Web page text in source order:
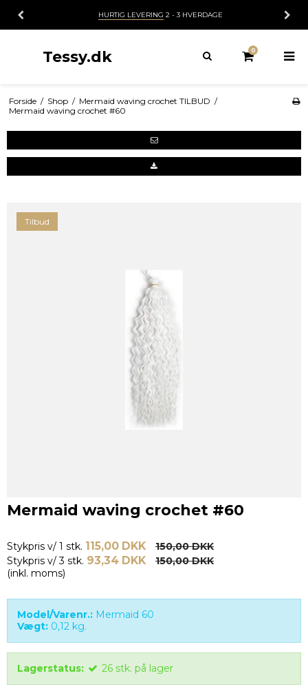
HURTIG LEVERING 2 - 3 HVERDAGE
Tessy.dk 0
Forside / Shop / Mermaid waving crochet TILBUD /
Mermaid waving crochet #60
Tilbud
Mermaid waving crochet #60
Stykpris v/ 1 stk. 115,00 DKK
150,00 DKK
Stykpris v/ 3 stk. 93,34 DKK
150,00 DKK
(inkl. moms)
Model/Varenr.: Mermaid 60
Vægt: 0,12 kg.
Lagerstatus: 26 stk. på lager